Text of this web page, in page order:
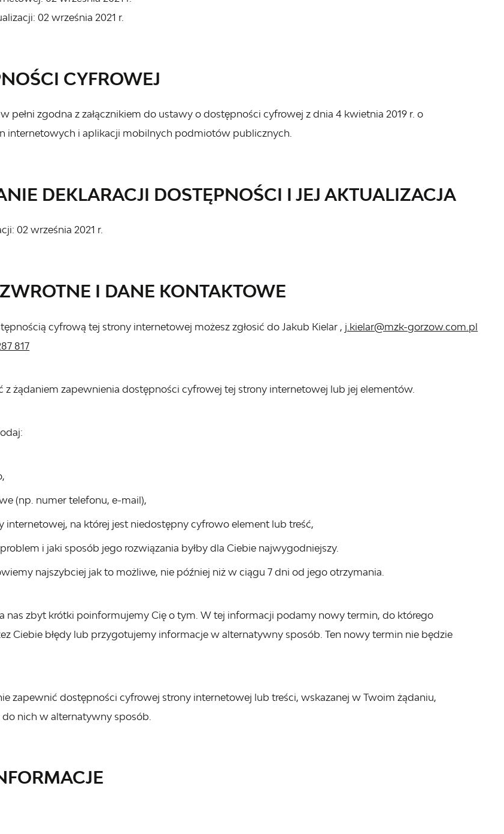
02 września 2021 r.
CYFROWEJ
pełni zgodna z załącznikiem do ustawy o dostępności cyfrowej z dnia 4 kwietnia 2019 r. o
internetowych i aplikacji mobilnych podmiotów publicznych.
DEKLARACJI DOSTĘPNOŚCI I JEJ AKTUALIZACJA
02 września 2021 r.
I DANE KONTAKTOWE
cyfrową tej strony internetowej możesz zgłosić doJakub Kielar , j.kielar@mzk-gorzow.com.pl
817
żądaniem zapewnienia dostępności cyfrowej tej strony internetowej lub jej elementów.
(np. numer telefonu, e-mail),
internetowej, na której jest niedostępny cyfrowo element lub treść,
i jaki sposób jego rozwiązania byłby dla Ciebie najwygodniejszy.
najszybciej jak to możliwe, nie później niż w ciągu 7 dni od jego otrzymania.
nas zbyt krótki poinformujemy Cię o tym. W tej informacji podamy nowy termin, do którego
Ciebie błędy lub przygotujemy informacje w alternatywny sposób. Ten nowy termin nie będzie
zapewnić dostępności cyfrowej strony internetowej lub treści, wskazanej w Twoim żądaniu,
nich w alternatywny sposób.